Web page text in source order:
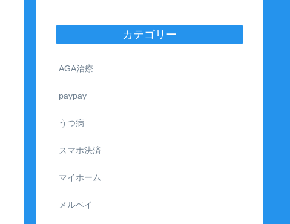
カテゴリー
AGA治療
paypay
うつ病
スマホ決済
マイホーム
メルペイ